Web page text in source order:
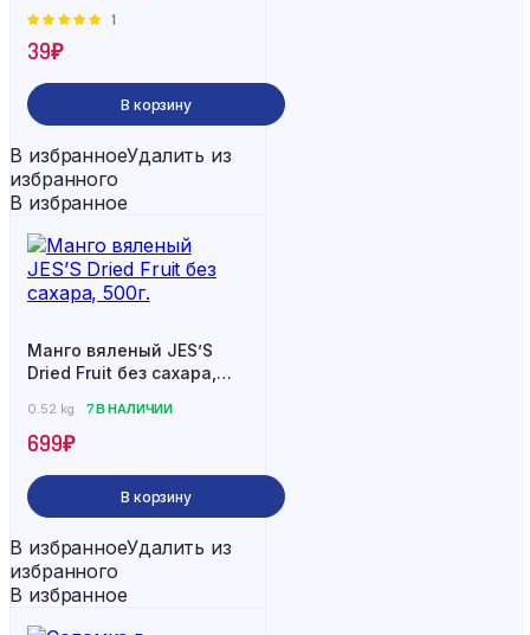
Оценка
1
39₽
В корзину
В избранноеУдалить из
избранного
В избранное
Манго вяленый JES’S
Dried Fruit без сахара,
0.52 kg 7 В НАЛИЧИИ
699₽
В корзину
В избранноеУдалить из
избранного
В избранное